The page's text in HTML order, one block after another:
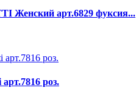
Женский арт.6829 фуксия...
роз.